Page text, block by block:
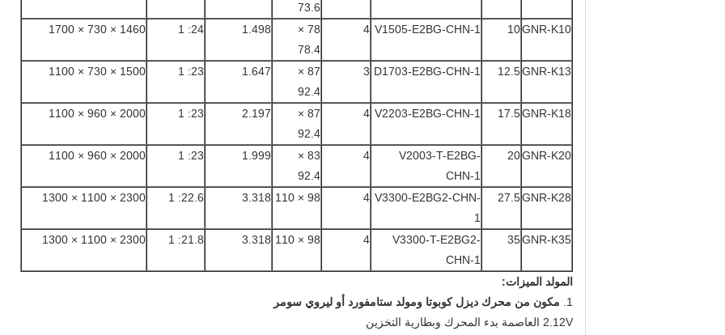
73.6
GNR-K10
10
V1505-E2BG-CHN-1
4
78 ×
78.4
1.498
24: 1
1460 × 730 × 1700
GNR-K13
12.5
D1703-E2BG-CHN-1
3
87 ×
92.4
1.647
23: 1
1500 × 730 × 1100
GNR-K18
17.5
V2203-E2BG-CHN-1
4
87 ×
92.4
2.197
23: 1
2000 × 960 × 1100
GNR-K20
20
V2003-T-E2BG-
CHN-1
4
83 ×
92.4
1.999
23: 1
2000 × 960 × 1100
GNR-K28
27.5
V3300-E2BG2-CHN-
1
4
98 × 110
3.318
22.6: 1
2300 × 1100 × 1300
GNR-K35
35
V3300-T-E2BG2-
CHN-1
4
98 × 110
3.318
21.8: 1
2300 × 1100 × 1300
المولد الميزات:
1.
مكون من محرك ديزل كوبوتا ومولد ستامفورد أو ليروي سومر
2.12V العاصمة بدء المحرك وبطارية التخزين